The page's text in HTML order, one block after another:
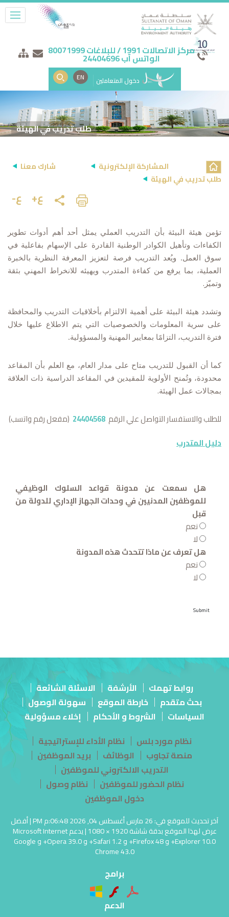
مركز الاتصالات 1991 / للبلاغات 80071999
الواتس آب 24404696
دخول المتعاملين EN
طلب تدريب في الهيئة
المشاركة الإلكترونية
شارك معنا
طلب تدريب في الهيئة
ع+ ع-
تؤمن هيئة البيئة بأن التدريب العملي يمثل أحد أهم أدوات تطوير
الكفاءات وتأهيل الكوادر الوطنية القادرة على الإسهام بفاعلية في
سوق العمل. ويُعد التدريب فرصة لتعزيز المعرفة النظرية بالخبرة
العملية، بما يرفع من كفاءة المتدرب ويهيئه للانخراط المهني بثقة
وتميّز .
وتشدد هيئة البيئة على أهمية الالتزام بأخلاقيات التدريب والمحافظة
على سرية المعلومات والخصوصيات التي يتم الاطلاع عليها خلال
فترة التدريب، التزامًا بمعايير المهنية والمسؤولية.
كما أن القبول للتدريب متاح على مدار العام، مع العلم بأن المقاعد
محدودة، وتُمنح الأولوية للمقيدين في المقاعد الدراسية ذات العلاقة
بمجالات عمل الهيئة.
للطلب والاستفسار التواصل علي الرقم 24404568
(مفعل رقم واتسب)
دليلالمتدرب
هل سمعت عن مدونة قواعد السلوك الوظيفي
للموظفين المدنيين في وحدات الجهاز الإداري للدولة من
قبل
نعم
لا
هل تعرف عن ماذا تتحدث هذه المدونة
نعم
لا
روابط تهمك الأرشفة
الاسئلة الشائعة
بحث متقدم
خارطة الموقع
سهولة الوصول
السياسات
الشروط و الأحكام
إخلاء مسؤولية
نظام مورد بلس
نظام الأداء للإستراتيجية
منصة تجاوب
الوظائف
بريد الموظفين
التدريب الالكتروني للموظفين
نظام الحضور للموظفين
نظام وصول
دخول الموظفين
آخر تحديث للموقع في: 26 مارس أغسطس 04, 2026 06:48:م PM | أفضل
عرض لهذا الموقع بدقة شاشة 1920 × 1080 | يدعم Microsoft Internet
Explorer 10.0+ و Firefox 48+ و Safari 1.2+ و Opera 39.0+ و Google
Chrome 43.0
برامج
الدعم